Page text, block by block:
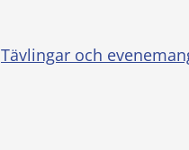
Tävlingar och